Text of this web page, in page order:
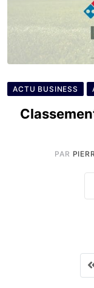
ACTU BUSINESS
PAR